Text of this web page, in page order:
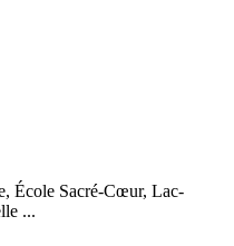
École Sacré-Cœur, Lac-
...